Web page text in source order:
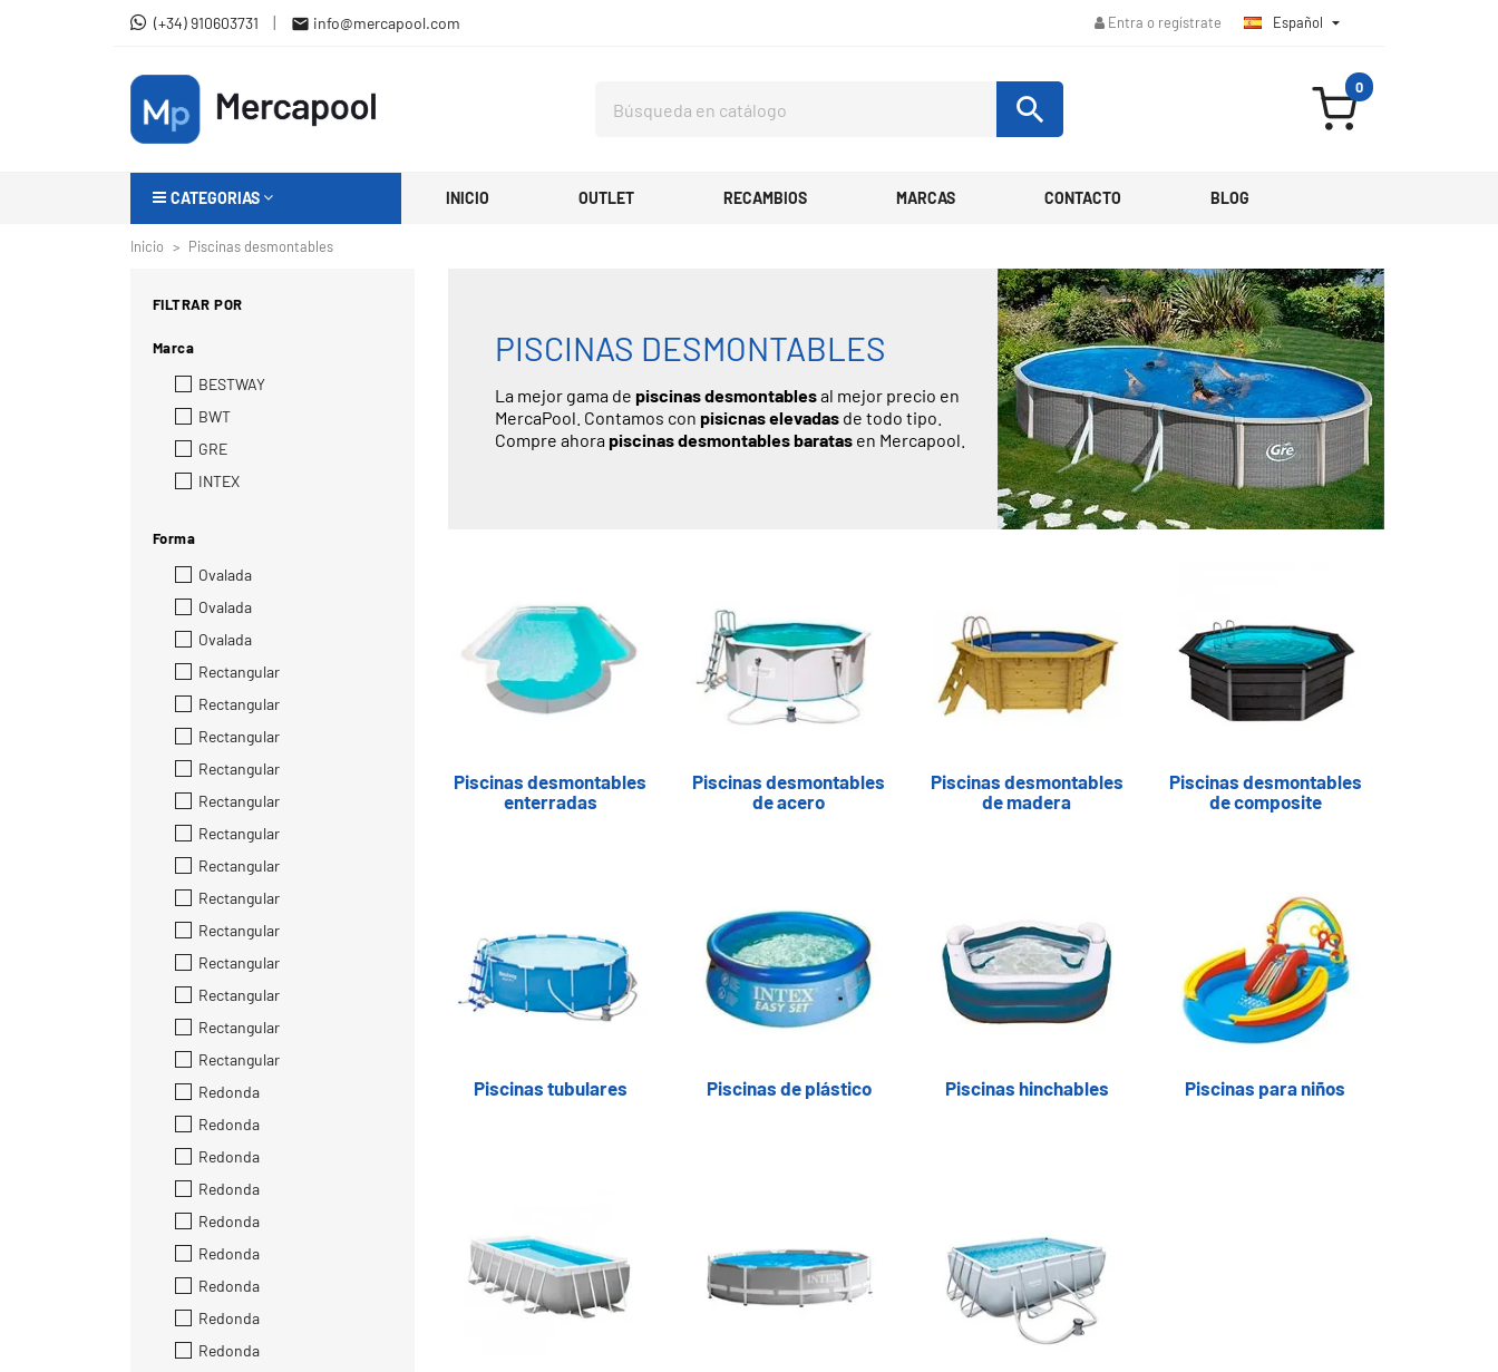
(+34) 910603731 |  info@mercapool.com Entra o regístrate Español 

0
CATEGORIAS INICIO OUTLET RECAMBIOS MARCAS CONTACTO BLOG
Inicio Piscinas desmontables
FILTRAR POR
Marca
BESTWAY
BWT
GRE
INTEX
Forma
Ovalada
Ovalada
Ovalada
Rectangular
Rectangular
Rectangular
Rectangular
Rectangular
Rectangular
Rectangular
Rectangular
Rectangular
Rectangular
Rectangular
Rectangular
Rectangular
Redonda
Redonda
Redonda
Redonda
Redonda
Redonda
Redonda
Redonda
Redonda
PISCINAS DESMONTABLES
La mejor gama depiscinas desmontablesal mejor precio en
MercaPool. Contamos conpisicnas elevadas de todo tipo.
Compre ahorapiscinas desmontables baratas en Mercapool.
Piscinas desmontables
enterradas
Piscinas desmontables
de acero
Piscinas desmontables
de madera
Piscinas desmontables
de composite
Piscinas tubulares Piscinas de plástico Piscinas hinchables Piscinas para niños